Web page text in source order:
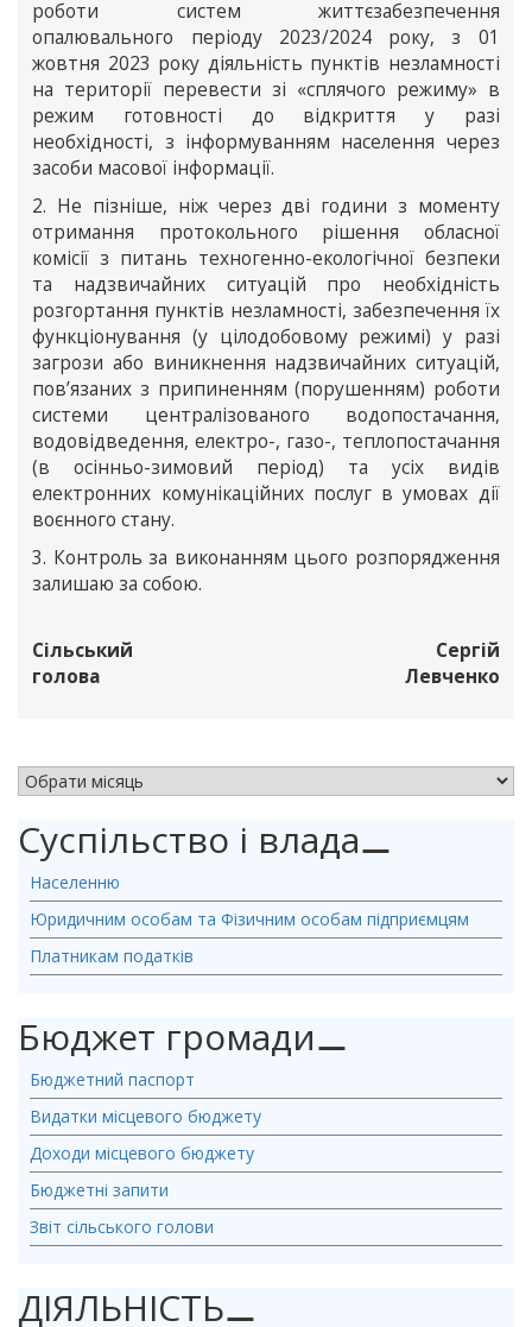
роботи систем життєзабезпечення
опалювального періоду 2023/2024 року, з 01
жовтня 2023 року діяльність пунктів незламності
на території перевести зі «сплячого режиму» в
режим готовності до відкриття у разі
необхідності, з інформуванням населення через
засоби масової інформації.
2. Не пізніше, ніж через дві години з моменту
отримання протокольного рішення обласної
комісії з питань техногенно-екологічної безпеки
та надзвичайних ситуацій про необхідність
розгортання пунктів незламності, забезпечення їх
функціонування (у цілодобовому режимі) у разі
загрози або виникнення надзвичайних ситуацій,
пов’язаних з припиненням (порушенням) роботи
системи централізованого водопостачання,
водовідведення, електро-, газо-, теплопостачання
(в осінньо-зимовий період) та усіх видів
електронних комунікаційних послуг в умовах дії
воєнного стану.
3. Контроль за виконанням цього розпорядження
залишаю за собою.
Сільський
голова
Сергій
Левченко
Суспільство і влада⚊
Населенню
Юридичним особам та Фізичним особам підприємцям
Платникам податків
Бюджет громади⚊
Бюджетний паспорт
Видатки місцевого бюджету
Доходи місцевого бюджету
Бюджетні запити
Звіт сільського голови
ДІЯЛЬНІСТЬ⚊